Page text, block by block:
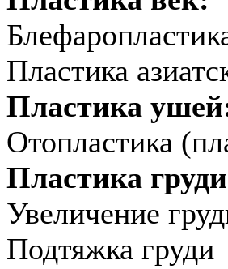
Пластика
Пластика
Отопластика
Пластика
Увеличение
Подтяжка груди